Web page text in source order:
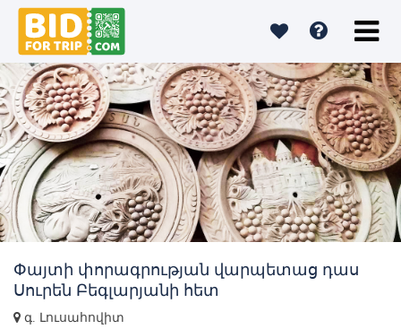
Փայտի փորագրության վարպետաց դաս
Սուրեն Բեգլարյանի հետ
գ. Լուսահովիտ